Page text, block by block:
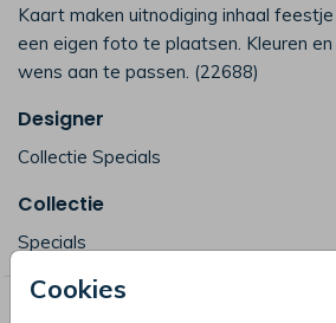
Cookies
Kaart maken uitnodiging inhaal
een eigen foto te plaatsen. Kleuren
wens aan te passen. (22688)
Designer
Collectie Specials
Collectie
Specials